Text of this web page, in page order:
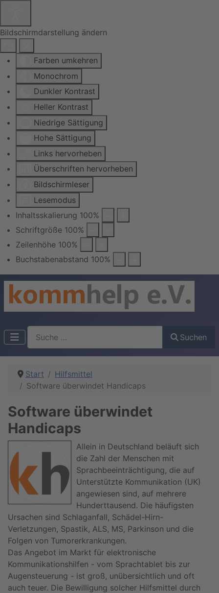
Bildschirmdarstellung ändern
Farben umkehren
Monochrom
Dunkler Kontrast
Heller Kontrast
Niedrige Sättigung
Hohe Sättigung
Links hervorheben
Überschriften hervorheben
Bildschirmleser
Lesemodus
Inhaltsskalierung 100%
Schriftgröße 100%
Zeilenhöhe 100%
Buchstabenabstand 100%
Suchen
Start
Hilfsmittel
Software überwindet Handicaps
Software überwindet
Handicaps
Allein in Deutschland beläuft sich
die Zahl der Menschen mit
Sprachbeeinträchtigung, die auf
Unterstützte Kommunikation (UK)
angewiesen sind, auf mehrere
Hunderttausend. Die häufigsten
Ursachen sind Schlaganfall, Schädel-Hirn-
Verletzungen, Spastik, ALS, MS, Parkinson und die
Folgen von Tumorerkrankungen.
Das Angebot im Markt für elektronische
Kommunikationshilfen - vom Sprachtablet bis zur
Augensteuerung - ist groß, unübersichtlich und oft
auch teuer. Die Bewilligung solcher Hilfsmittel durch